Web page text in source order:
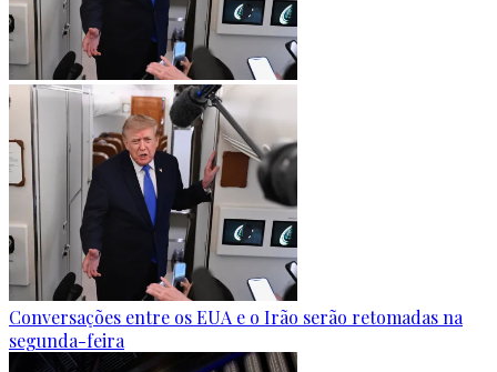
Conversações entre os EUA e o Irão serão retomadas na
segunda-feira